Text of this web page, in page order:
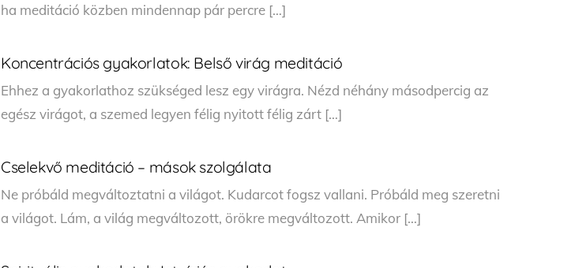
ha meditáció közben mindennap pár percre […]
Koncentrációs gyakorlatok: Belső virág meditáció
Ehhez a gyakorlathoz szükséged lesz egy virágra. Nézd néhány másodpercig az
egész virágot, a szemed legyen félig nyitott félig zárt […]
Cselekvő meditáció – mások szolgálata
Ne próbáld megváltoztatni a világot. Kudarcot fogsz vallani. Próbáld meg szeretni
a világot. Lám, a világ megváltozott, örökre megváltozott. Amikor […]